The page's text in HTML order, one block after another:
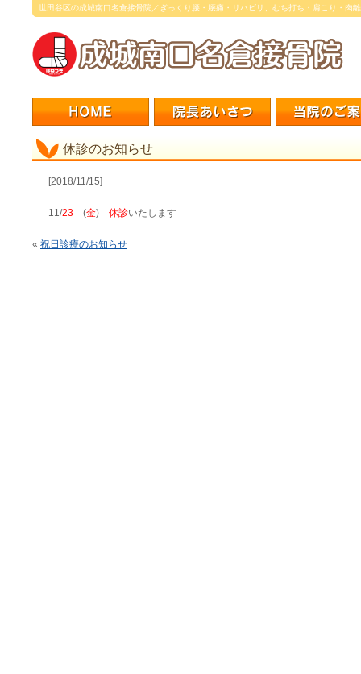
世田谷区の成城南口名倉接骨院／ぎっくり腰・腰痛・リハビリ、むち打ち・肩こり・肉
休診のお知らせ
[2018/11/15]
11/23 (金) 休診いたします
« 祝日診療のお知らせ